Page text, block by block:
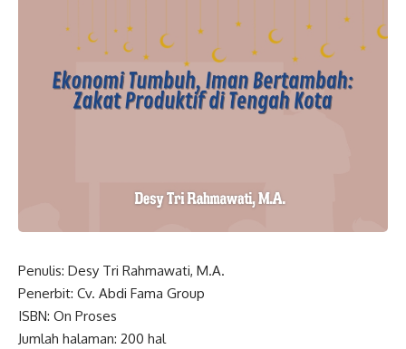
Penulis: Desy Tri Rahmawati, M.A.
Penerbit: Cv. Abdi Fama Group
ISBN: On Proses
Jumlah halaman: 200 hal